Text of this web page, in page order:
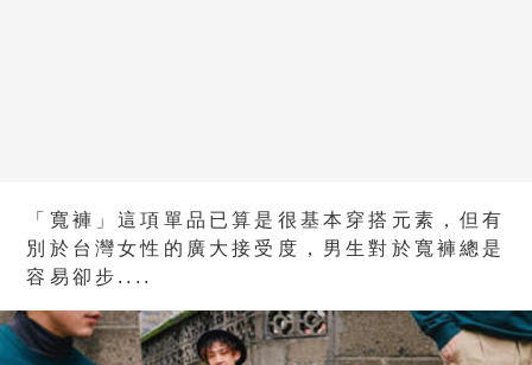
「寬褲」這項單品已算是很基本穿搭元素，但有
別於台灣女性的廣大接受度，男生對於寬褲總是
容易卻步....